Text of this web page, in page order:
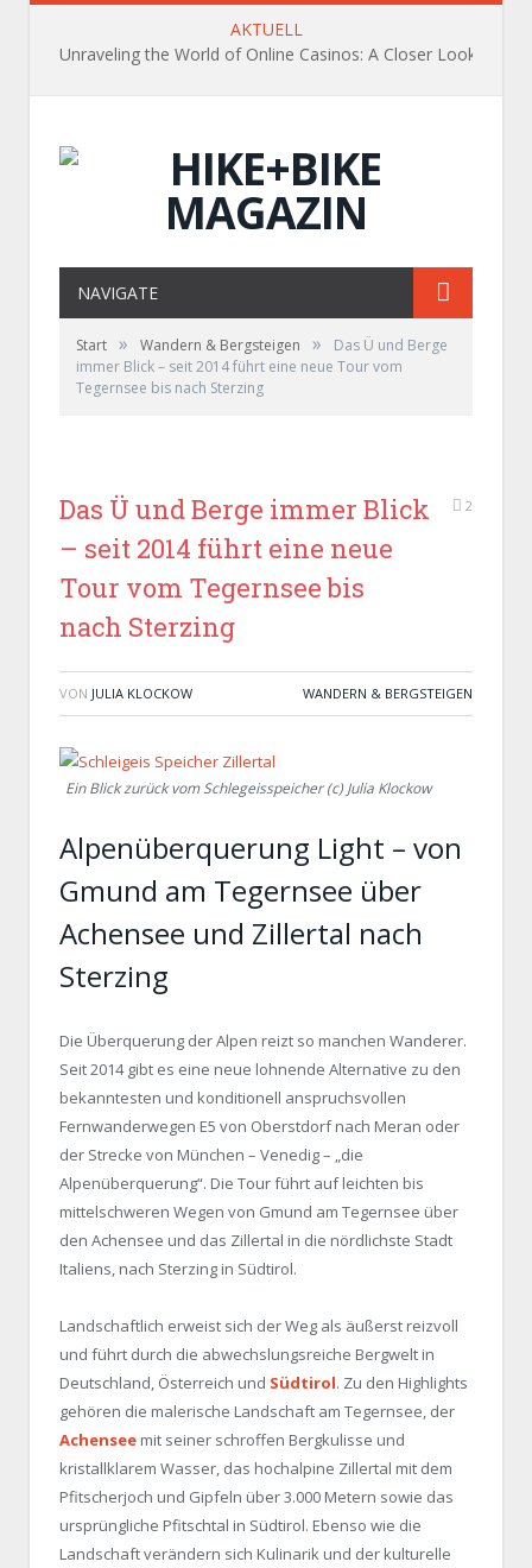
AKTUELL
Unraveling the World of Online Casinos: A Closer Look
NAVIGATE
Start » Wandern & Bergsteigen »
Das Ü und Berge
immer Blick – seit 2014 führt eine neue Tour vom
Tegernsee bis nach Sterzing
Das Ü und Berge immer Blick
– seit 2014 führt eine neue
Tour vom Tegernsee bis
nach Sterzing
2
VON JULIA KLOCKOW WANDERN & BERGSTEIGEN
Ein Blick zurück vom Schlegeisspeicher (c) Julia Klockow
Alpenüberquerung Light – von
Gmund am Tegernsee über
Achensee und Zillertal nach
Sterzing
Die Überquerung der Alpen reizt so manchen Wanderer.
Seit 2014 gibt es eine neue lohnende Alternative zu den
bekanntesten und konditionell anspruchsvollen
Fernwanderwegen E5 von Oberstdorf nach Meran oder
der Strecke von München – Venedig – „die
Alpenüberquerung“. Die Tour führt auf leichten bis
mittelschweren Wegen von Gmund am Tegernsee über
den Achensee und das Zillertal in die nördlichste Stadt
Italiens, nach Sterzing in Südtirol.
Landschaftlich erweist sich der Weg als äußerst reizvoll
und führt durch die abwechslungsreiche Bergwelt in
Deutschland, Österreich und Südtirol. Zu den Highlights
gehören die malerische Landschaft am Tegernsee, der
Achensee mit seiner schroffen Bergkulisse und
kristallklarem Wasser, das hochalpine Zillertal mit dem
Pfitscherjoch und Gipfeln über 3.000 Metern sowie das
ursprüngliche Pfitschtal in Südtirol. Ebenso wie die
Landschaft verändern sich Kulinarik und der kulturelle